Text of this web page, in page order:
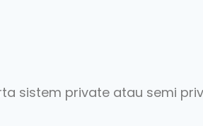
sistem private atau semi